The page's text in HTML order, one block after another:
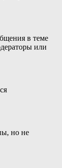
в теме
или
но не